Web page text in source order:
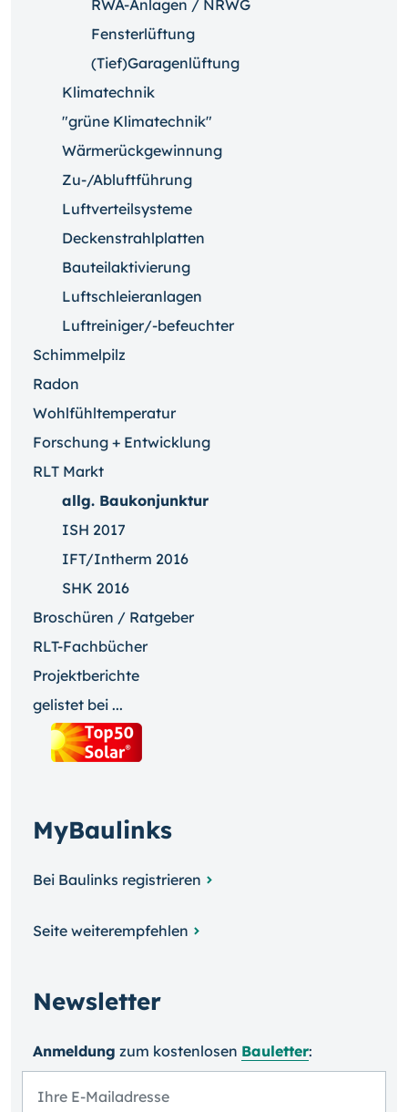
RWA-Anlagen / NRWG
Fensterlüftung
(Tief)Garagenlüftung
Klimatechnik
"grüne Klimatechnik"
Wärmerückgewinnung
Zu-/Abluftführung
Luftverteilsysteme
Deckenstrahlplatten
Bauteilaktivierung
Luftschleieranlagen
Luftreiniger/-befeuchter
Schimmelpilz
Radon
Wohlfühltemperatur
Forschung + Entwicklung
RLT Markt
allg. Baukonjunktur
ISH 2017
IFT/Intherm 2016
SHK 2016
Broschüren / Ratgeber
RLT-Fachbücher
Projektberichte
gelistet bei ...
MyBaulinks
Bei Baulinks registrieren
Seite weiterempfehlen
Newsletter
Anmeldung zum kosten­losen Bauletter: